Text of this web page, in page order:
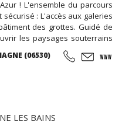
! L'ensemble du parcours
: L'accès aux galeries
des grottes. Guidé de
les paysages souterrains
grandiose, parfaitement mis
et discret...
(06530)
LES BAINS